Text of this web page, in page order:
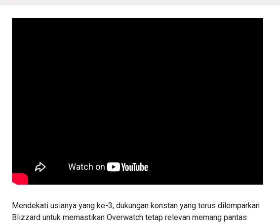
Mendekati usianya yang ke-3, dukungan konstan yang terus dilemparkan
Blizzard untuk memastikan Overwatch tetap relevan memang pantas